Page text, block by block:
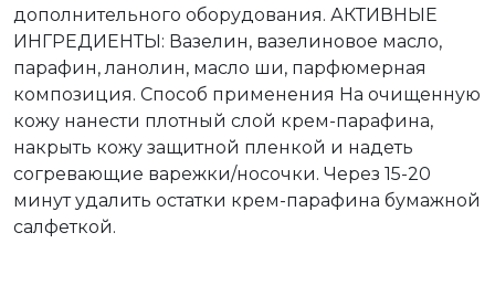
дополнительного оборудования. АКТИВНЫЕ
ИНГРЕДИЕНТЫ: Вазелин, вазелиновое масло,
парафин, ланолин, масло ши, парфюмерная
композиция. Способ применения На очищенную
кожу нанести плотный слой крем-парафина,
накрыть кожу защитной пленкой и надеть
согревающие варежки/носочки. Через 15-20
минут удалить остатки крем-парафина бумажной
салфеткой.